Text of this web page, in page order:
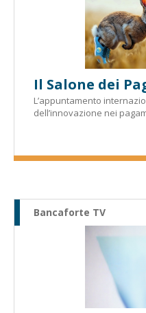
Il Salone dei
L’appuntamento
dell’innovazione nei
Bancaforte TV